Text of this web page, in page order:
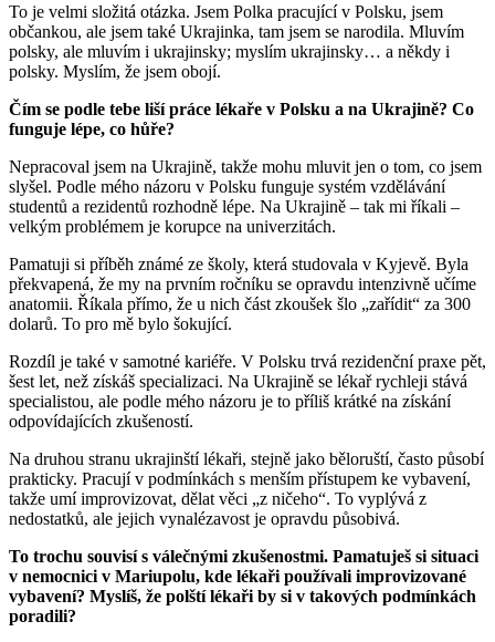
To je velmi složitá otázka. Jsem Polka pracující v Polsku, jsem
občankou, ale jsem také Ukrajinka, tam jsem se narodila. Mluvím
polsky, ale mluvím i ukrajinsky; myslím ukrajinsky… a někdy i
polsky. Myslím, že jsem obojí.
Čím se podle tebe liší práce lékaře v Polsku a na Ukrajině? Co
funguje lépe, co hůře?
Nepracoval jsem na Ukrajině, takže mohu mluvit jen o tom, co jsem
slyšel. Podle mého názoru v Polsku funguje systém vzdělávání
studentů a rezidentů rozhodně lépe. Na Ukrajině – tak mi říkali –
velkým problémem je korupce na univerzitách.
Pamatuji si příběh známé ze školy, která studovala v Kyjevě. Byla
překvapená, že my na prvním ročníku se opravdu intenzivně učíme
anatomii. Říkala přímo, že u nich část zkoušek šlo „zařídit“ za 300
dolarů. To pro mě bylo šokující.
Rozdíl je také v samotné kariéře. V Polsku trvá rezidenční praxe pět,
šest let, než získáš specializaci. Na Ukrajině se lékař rychleji stává
specialistou, ale podle mého názoru je to příliš krátké na získání
odpovídajících zkušeností.
Na druhou stranu ukrajinští lékaři, stejně jako běloruští, často působí
prakticky. Pracují v podmínkách s menším přístupem ke vybavení,
takže umí improvizovat, dělat věci „z ničeho“. To vyplývá z
nedostatků, ale jejich vynalézavost je opravdu působivá.
To trochu souvisí s válečnými zkušenostmi. Pamatuješ si situaci
v nemocnici v Mariupolu, kde lékaři používali improvizované
vybavení? Myslíš, že polští lékaři by si v takových podmínkách
poradili?